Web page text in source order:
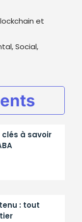
et
Social,
à savoir
: tout